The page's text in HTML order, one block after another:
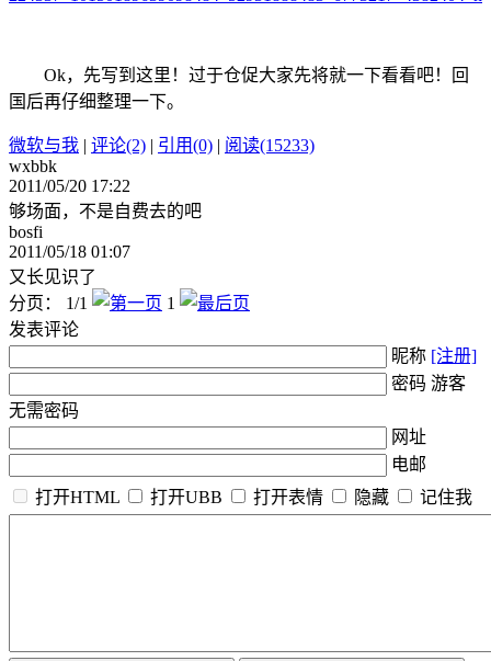
Ok，先写到这里！过于仓促大家先将就一下看看吧！回
国后再仔细整理一下。
微软与我 | 评论(2) | 引用(0) | 阅读(15233)
wxbbk
2011/05/20 17:22
够场面，不是自费去的吧
bosfi
2011/05/18 01:07
又长见识了
分页： 1/1
1
发表评论
昵称 [注册]
密码 游客
无需密码
网址
电邮
打开HTML
打开UBB 打开表情 隐藏 记住我